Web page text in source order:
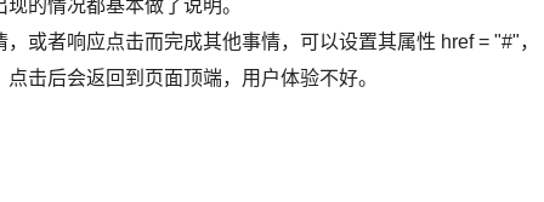
的情况都基本做了说明。
或者响应点击而完成其他事情，可以设置其属性 href = "#"，
击后会返回到页面顶端，用户体验不好。